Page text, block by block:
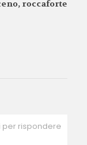
roccaforte
per rispondere